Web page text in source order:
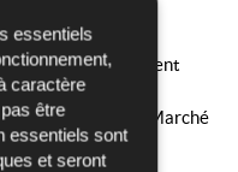
essentiels
caractère
être
essentiels sont
et seront
um 10.45 Uhr.
des
Polizeiklassement
Nähe des Sport-
Place du Marché